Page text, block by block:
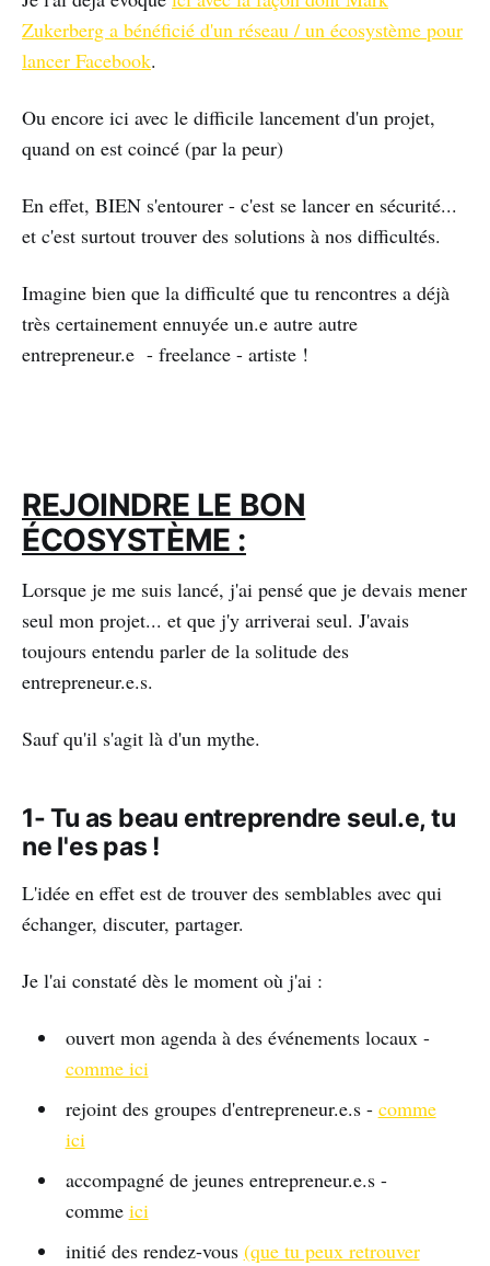
Zukerberg a bénéficié d'un réseau / un écosystème pour
lancer Facebook.
Ou encore ici avec le difficile lancement d'un projet,
quand on est coincé (par la peur)
En effet, BIEN s'entourer - c'est se lancer en sécurité...
et c'est surtout trouver des solutions à nos difficultés.
Imagine bien que la difficulté que tu rencontres a déjà
très certainement ennuyée un.e autre autre
entrepreneur.e - freelance - artiste !
REJOINDRE LE BON
ÉCOSYSTÈME :
Lorsque je me suis lancé, j'ai pensé que je devais mener
seul mon projet... et que j'y arriverai seul. J'avais
toujours entendu parler de la solitude des
entrepreneur.e.s.
Sauf qu'il s'agit là d'un mythe.
1- Tu as beau entreprendre seul.e, tu
ne l'es pas !
L'idée en effet est de trouver des semblables avec qui
échanger, discuter, partager.
Je l'ai constaté dès le moment où j'ai :
ouvert mon agenda à des événements locaux -
comme ici
rejoint des groupes d'entrepreneur.e.s - comme
ici
accompagné de jeunes entrepreneur.e.s -
comme ici
initié des rendez-vous (que tu peux retrouver